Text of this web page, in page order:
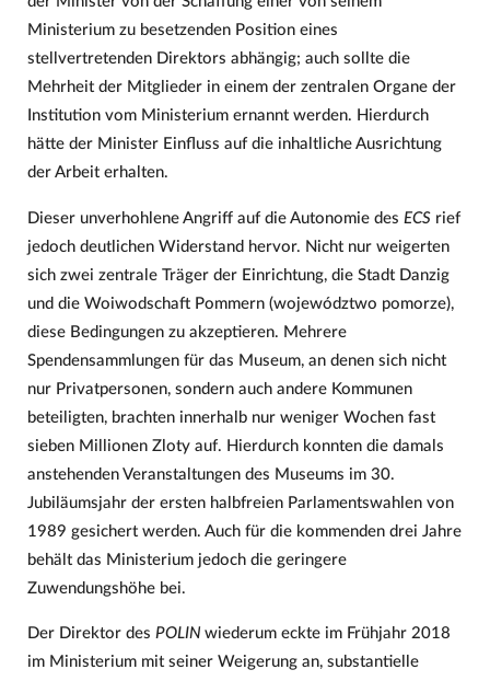
Ministerium zu besetzenden Position eines
stellvertretenden Direktors abhängig; auch sollte die
Mehrheit der Mitglieder in einem der zentralen Organe der
Institution vom Ministerium ernannt werden. Hierdurch
hätte der Minister Einfluss auf die inhaltliche Ausrichtung
der Arbeit erhalten.
Dieser unverhohlene Angriff auf die Autonomie des ECSrief
jedoch deutlichen Widerstand hervor. Nicht nur weigerten
sich zwei zentrale Träger der Einrichtung, die Stadt Danzig
und die Woiwodschaft Pommern (województwo pomorze),
diese Bedingungen zu akzeptieren. Mehrere
Spendensammlungen für das Museum, an denen sich nicht
nur Privatpersonen, sondern auch andere Kommunen
beteiligten, brachten innerhalb nur weniger Wochen fast
sieben Millionen Zloty auf. Hierdurch konnten die damals
anstehenden Veranstaltungen des Museums im 30.
Jubiläumsjahr der ersten halbfreien Parlamentswahlen von
1989 gesichert werden. Auch für die kommenden drei Jahre
behält das Ministerium jedoch die geringere
Zuwendungshöhe bei.
Der Direktor des POLIN wiederum eckte im Frühjahr 2018
im Ministerium mit seiner Weigerung an, substantielle